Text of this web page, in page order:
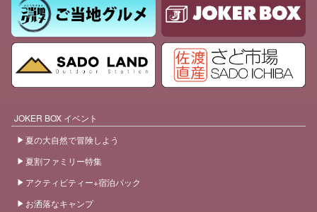
JOKER BOX イベント
夏の大自然で冒険しよう
夏割ファミリー特集
アクティビティー+宿泊パック
お洒落なキャンプ